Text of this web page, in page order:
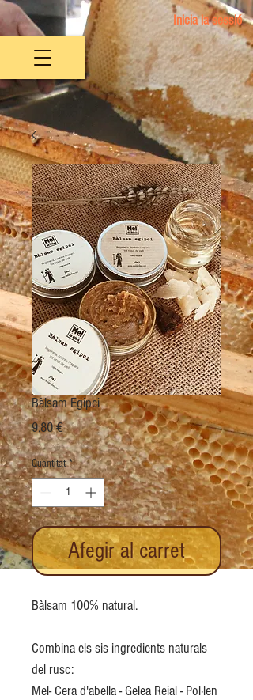
Inicia la sessió
Bàlsam Egipci
9,80 €Price
Quantitat *
Afegir al carret
Bàlsam 100% natural.
Combina els sis ingredients naturals
del rusc:
Mel- Cera d'abella - Gelea Reial - Pol·len